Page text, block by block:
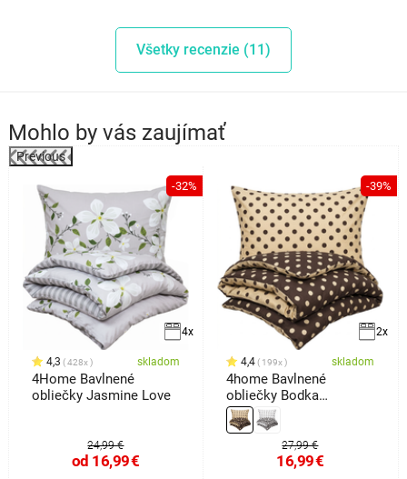
Všetky recenzie (11)
Mohlo by vás zaujímať
Previous
-32%
4x
4,3 428x skladom
4Home Bavlnené
obliečky Jasmine Love
24,99 €
od 16,99€
-39%
2x
4,4 199x skladom
4home Bavlnené
obliečky Bodka
Čokoláda, 140 x 220 cm,
70 x 90 cm
27,99 €
16,99€